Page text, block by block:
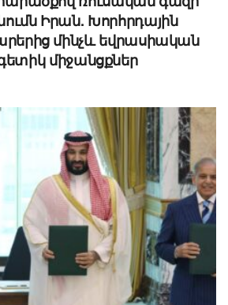
Իրան. Խորհրդային
մինչև եվրասիական
միջանցքներ